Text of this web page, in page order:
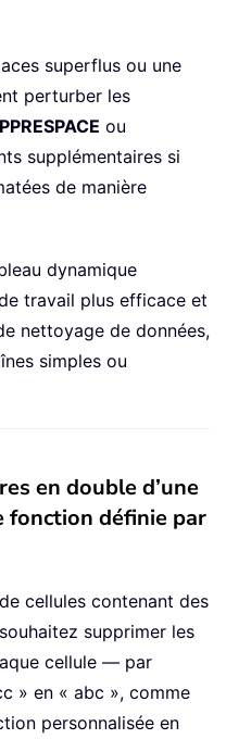
superflus ou une
perturber les
ou
supplémentaires si
de manière
dynamique
travail plus efficace et
nettoyage de données,
simples ou
en double d’une
fonction définie par
cellules contenant des
supprimer les
cellule — par
» en « abc », comme
personnalisée en